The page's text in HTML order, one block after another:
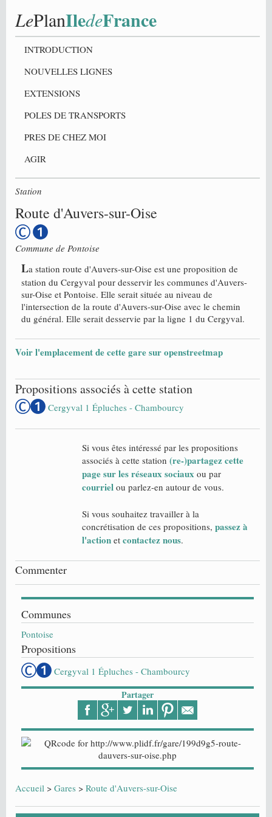
LePlanIledeFrance
INTRODUCTION
NOUVELLES LIGNES
EXTENSIONS
POLES DE TRANSPORTS
PRES DE CHEZ MOI
AGIR
Accueil > Gares > Route d'Auvers-sur-Oise
Communes
Pontoise
Propositions
Cergyval 1 Épluches - Chambourcy
Partager
Station
Route d'Auvers-sur-Oise
Commune de Pontoise
La station route d'Auvers-sur-Oise est une proposition de
station du Cergyval pour desservir les communes d'Auvers-
sur-Oise et Pontoise. Elle serait située au niveau de
l'intersection de la route d'Auvers-sur-Oise avec le chemin
du général. Elle serait desservie par la ligne 1 du Cergyval.
Voir l'emplacement de cette gare sur openstreetmap
Propositions associés à cette station
Cergyval 1 Épluches - Chambourcy
Si vous êtes intéressé par les propositions
associés à cette station (re-)partagez cette
page sur les réseaux sociaux ou par
courriel ou parlez-en autour de vous.
Si vous souhaitez travailler à la
concrétisation de ces propositions, passez à
l'action et contactez nous.
Commenter